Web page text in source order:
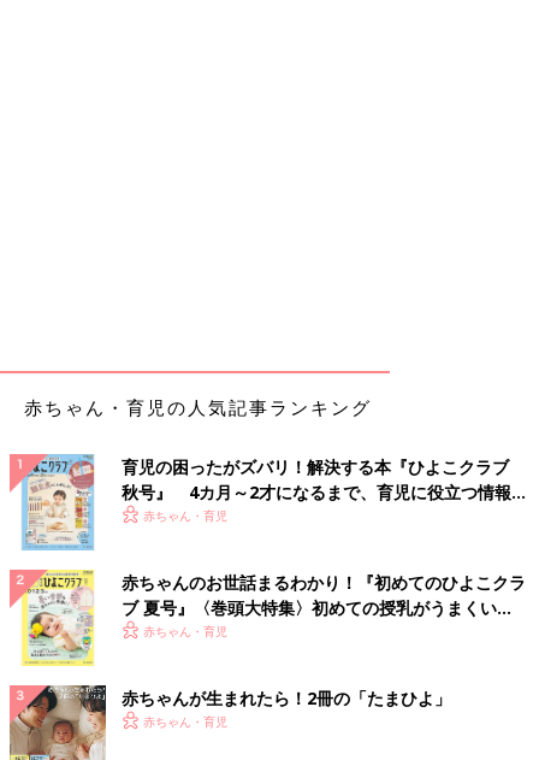
赤ちゃん・育児の人気記事ランキング
育児の困ったがズバリ！解決する本『ひよこクラブ
秋号』 4カ月～2才になるまで、育児に役立つ情報が
いっぱい！
赤ちゃん・育児
赤ちゃんのお世話まるわかり！『初めてのひよこクラ
ブ 夏号』〈巻頭大特集〉初めての授乳がうまくい
く！ おっぱい・ミルクの基本と夏のトラブル 解決テ
赤ちゃん・育児
赤ちゃんが生まれたら！2冊の「たまひよ」
赤ちゃん・育児